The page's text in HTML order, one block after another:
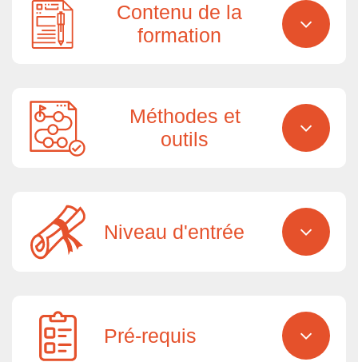
Contenu de la
formation
Méthodes et
outils
Niveau d'entrée
Pré-requis